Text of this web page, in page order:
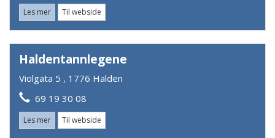
Les mer Til webside
Haldentannlegene
Violgata 5 , 1776 Halden
69 19 30 08
Les mer Til webside